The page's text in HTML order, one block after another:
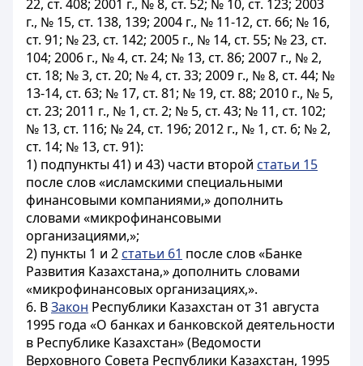
22, ст. 408; 2001 г., № 8, ст. 52; № 10, ст. 123; 2003
г., № 15, ст. 138, 139; 2004 г., № 11-12, ст. 66; № 16,
ст. 91; № 23, ст. 142; 2005 г., № 14, ст. 55; № 23, ст.
104; 2006 г., № 4, ст. 24; № 13, ст. 86; 2007 г., № 2,
ст. 18; № 3, ст. 20; № 4, ст. 33; 2009 г., № 8, ст. 44; №
13-14, ст. 63; № 17, ст. 81; № 19, ст. 88; 2010 г., № 5,
ст. 23; 2011 г., № 1, ст. 2; № 5, ст. 43; № 11, ст. 102;
№ 13, ст. 116; № 24, ст. 196; 2012 г., № 1, ст. 6; № 2,
ст. 14; № 13, ст. 91):
1) подпункты 41) и 43) части второй статьи 15
после слов «исламскими специальными
финансовыми компаниями,» дополнить
словами «микрофинансовыми
организациями,»;
2) пункты 1 и 2 статьи 61 после слов «Банке
Развития Казахстана,» дополнить словами
«микрофинансовых организациях,».
6. ВЗакон Республики Казахстан от 31 августа
1995 года «О банках и банковской деятельности
в Республике Казахстан» (Ведомости
Верховного Совета Республики Казахстан, 1995